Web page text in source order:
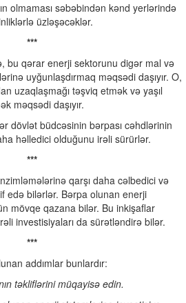
olmaması səbəbindən kənd yerlərində
üzləşəcəklər.
***
bu qərar enerji sektorunu digər mal və
uyğunlaşdırmaq məqsədi daşıyır. O,
uzaqlaşmağı təşviq etmək və yaşıl
məqsədi daşıyır.
dövlət büdcəsinin bərpası cəhdlərinin
həlledici olduğunu irəli sürürlər.
***
qarşı daha cəlbedici və
edə bilərlər. Bərpa olunan enerji
mövqe qazana bilər. Bu inkişaflar
investisiyaları da sürətləndirə bilər.
***
addımlar bunlardır:
təkliflərini müqayisə edin.